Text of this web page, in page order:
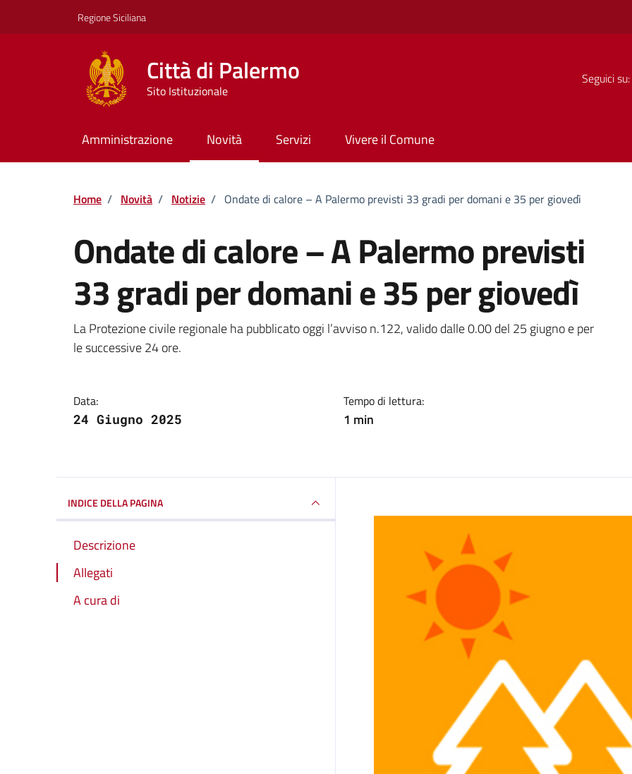
Regione Siciliana
Città di Palermo
Sito Istituzionale
Seguici su:
Amministrazione Novità Servizi Vivere il Comune
Home / Novità / Notizie / Ondate di calore – A Palermo previsti 33 gradi per domani e 35 per giovedì
Ondate di calore – A Palermo previsti
33 gradi per domani e 35 per giovedì
Dettagli della notizia
La Protezione civile regionale ha pubblicato oggi l’avviso n.122, valido dalle 0.00 del 25 giugno e per
le successive 24 ore.
Data:
24 Giugno 2025
Tempo di lettura:
1 min
INDICE DELLA PAGINA
Descrizione
Allegati
A cura di